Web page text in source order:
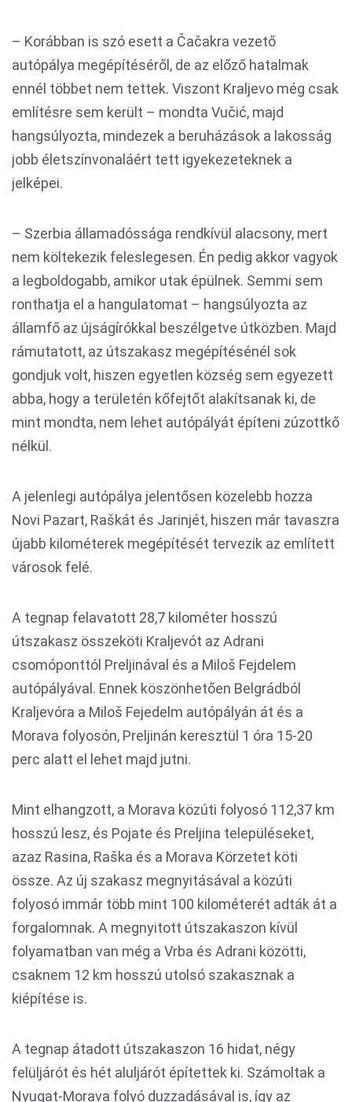
– Korábban is szó esett a Čačakra vezető
autópálya megépítéséről, de az előző hatalmak
ennél többet nem tettek. Viszont Kraljevo még csak
említésre sem került – mondta Vučić, majd
hangsúlyozta, mindezek a beruházások a lakosság
jobb életszínvonaláért tett igyekezeteknek a
jelképei.
– Szerbia államadóssága rendkívül alacsony, mert
nem költekezik feleslegesen. Én pedig akkor vagyok
a legboldogabb, amikor utak épülnek. Semmi sem
ronthatja el a hangulatomat – hangsúlyozta az
államfő az újságírókkal beszélgetve útközben. Majd
rámutatott, az útszakasz megépítésénél sok
gondjuk volt, hiszen egyetlen község sem egyezett
abba, hogy a területén kőfejtőt alakítsanak ki, de
mint mondta, nem lehet autópályát építeni zúzottkő
nélkül.
A jelenlegi autópálya jelentősen közelebb hozza
Novi Pazart, Raškát és Jarinjét, hiszen már tavaszra
újabb kilométerek megépítését tervezik az említett
városok felé.
A tegnap felavatott 28,7 kilométer hosszú
útszakasz összeköti Kraljevót az Adrani
csomóponttól Preljinával és a Miloš Fejdelem
autópályával. Ennek köszönhetően Belgrádból
Kraljevóra a Miloš Fejedelm autópályán át és a
Morava folyosón, Preljinán keresztül 1 óra 15-20
perc alatt el lehet majd jutni.
Mint elhangzott, a Morava közúti folyosó 112,37 km
hosszú lesz, és Pojate és Preljina településeket,
azaz Rasina, Raška és a Morava Körzetet köti
össze. Az új szakasz megnyitásával a közúti
folyosó immár több mint 100 kilométerét adták át a
forgalomnak. A megnyitott útszakaszon kívül
folyamatban van még a Vrba és Adrani közötti,
csaknem 12 km hosszú utolsó szakasznak a
kiépítése is.
A tegnap átadott útszakaszon 16 hidat, négy
felüljárót és hét aluljárót építettek ki. Számoltak a
Nyugat-Morava folyó duzzadásával is, így az